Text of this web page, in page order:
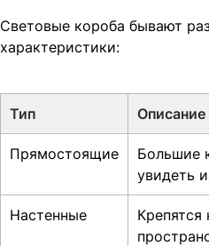
Световые короба бывают
характеристики:
Тип Описание
Прямостоящие
Большие
увидеть
Настенные